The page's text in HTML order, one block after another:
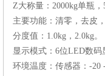
Z大称量：2000kg单瓶，
主要功能：清零，去皮
分度值：1.0kg，2.0kg。
显示模式：6位LED数码
环境温度：传感器：-20